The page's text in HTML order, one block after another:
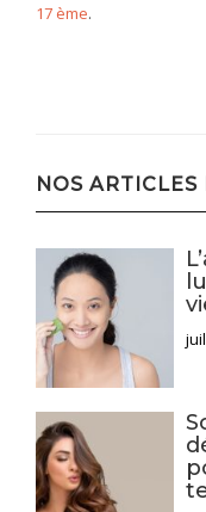
17 ème.
NOS ARTICLES